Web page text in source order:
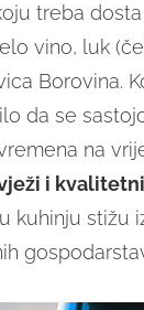
treba
vino, luk
Borovina.
da se
na
i
kuhinju stižu